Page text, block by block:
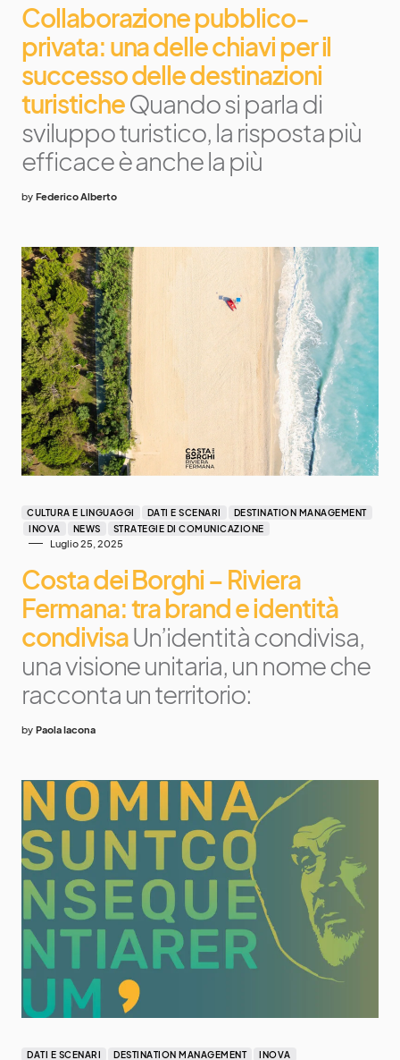
Collaborazione pubblico-
privata: una delle chiavi per il
successo delle destinazioni
turisticheQuando si parla di
sviluppo turistico, la risposta più
efficace è anche la più
by Federico Alberto
CULTURA E LINGUAGGI DATI E SCENARI
DESTINATION MANAGEMENT
INOVA
NEWS STRATEGIE DI COMUNICAZIONE
Luglio 25, 2025
Costa dei Borghi – Riviera
Fermana: tra brand e identità
condivisaUn’identità condivisa,
una visione unitaria, un nome che
racconta un territorio:
by Paola Iacona
DATI E SCENARI DESTINATION MANAGEMENT INOVA